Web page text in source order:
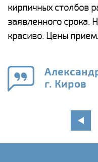
кирпичных столбов
заявленного срока.
красиво. Цены
г. Киров